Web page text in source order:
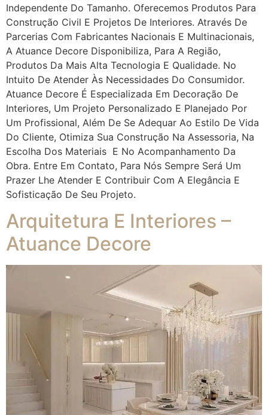
Independente Do Tamanho. Oferecemos Produtos Para
Construção Civil E Projetos De Interiores. Através De
Parcerias Com Fabricantes Nacionais E Multinacionais,
A Atuance Decore Disponibiliza, Para A Região,
Produtos Da Mais Alta Tecnologia E Qualidade. No
Intuito De Atender Às Necessidades Do Consumidor.
Atuance Decore É Especializada Em Decoração De
Interiores, Um Projeto Personalizado E Planejado Por
Um Profissional, Além De Se Adequar Ao Estilo De Vida
Do Cliente, Otimiza Sua Construção Na Assessoria, Na
Escolha Dos Materiais E No Acompanhamento Da
Obra. Entre Em Contato, Para Nós Sempre Será Um
Prazer Lhe Atender E Contribuir Com A Elegância E
Sofisticação De Seu Projeto.
Arquitetura E Interiores –
Atuance Decore